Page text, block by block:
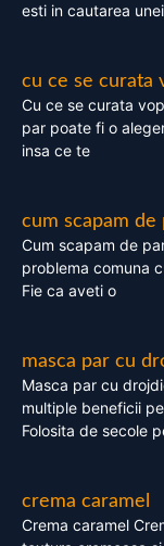
esti in cautarea unei
cu ce se curata
Cu ce se curata
par poate fi o
insa ce te
cum scapam de
Cum scapam de
problema comuna
Fie ca aveti o
masca par cu
Masca par cu
multiple beneficii
Folosita de secole
crema caramel
Crema caramel